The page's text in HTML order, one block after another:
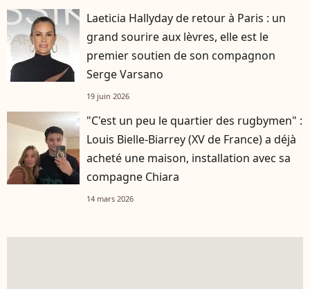
Laeticia Hallyday de retour à Paris : un
grand sourire aux lèvres, elle est le
premier soutien de son compagnon
Serge Varsano
19 juin 2026
"C'est un peu le quartier des rugbymen" :
Louis Bielle-Biarrey (XV de France) a déjà
acheté une maison, installation avec sa
compagne Chiara
14 mars 2026